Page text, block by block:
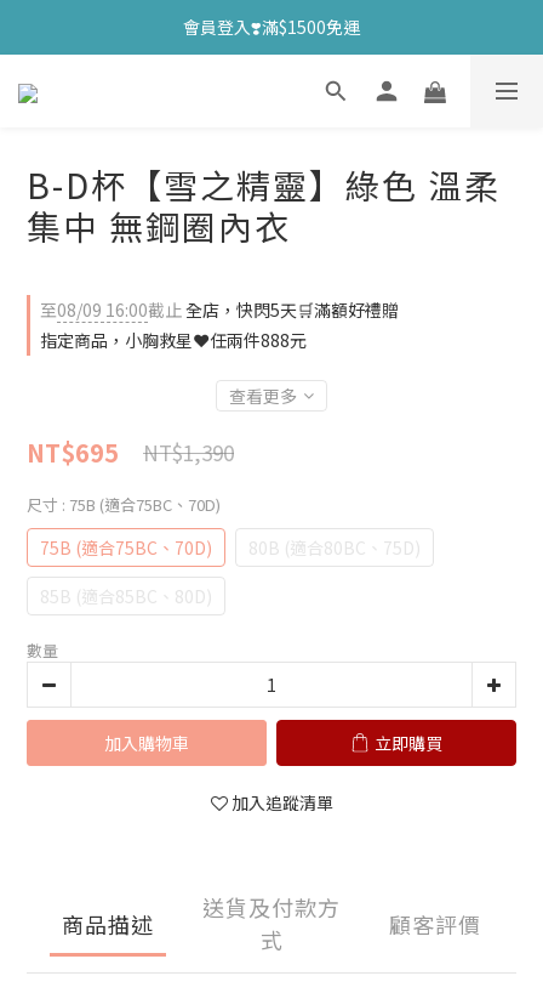
會員登入❣️滿$1500免運
B-D杯【雪之精靈】綠色 溫柔
集中 無鋼圈內衣
至08/09 16:00截止全店，快閃5天🛒滿額好禮贈
指定商品，小胸救星❤任兩件888元
查看更多
NT$695 NT$1,390
尺寸 : 75B (適合75BC、70D)
75B (適合75BC、70D)
80B (適合80BC、75D)
85B (適合85BC、80D)
數量
加入購物車 立即購買
加入追蹤清單
商品描述
送貨及付款方
式
顧客評價